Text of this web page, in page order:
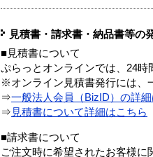
見積書・請求書・納品書等の
■見積書について
ぷらっとオンラインでは、24時
※オンライン見積書発行には、
⇒一般法人会員（BizID）の詳
⇒ 見積書について詳細はこちら
■請求書について
ご注文時に希望されたお客様に